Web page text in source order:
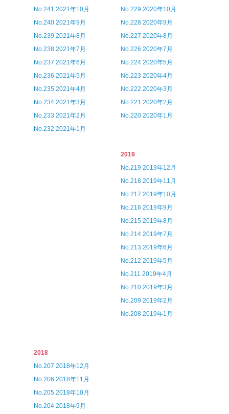
No.241 2021年10月
No.240 2021年9月
No.239 2021年8月
No.238 2021年7月
No.237 2021年6月
No.236 2021年5月
No.235 2021年4月
No.234 2021年3月
No.233 2021年2月
No.232 2021年1月
No.229 2020年10月
No.228 2020年9月
No.227 2020年8月
No.226 2020年7月
No.224 2020年5月
No.223 2020年4月
No.222 2020年3月
No.221 2020年2月
No.220 2020年1月
2019
No.219 2019年12月
No.218 2019年11月
No.217 2019年10月
No.216 2019年9月
No.215 2019年8月
No.214 2019年7月
No.213 2019年6月
No.212 2019年5月
No.211 2019年4月
No.210 2019年3月
No.209 2019年2月
No.208 2019年1月
2018
No.207 2018年12月
No.206 2018年11月
No.205 2018年10月
No.204 2018年9月